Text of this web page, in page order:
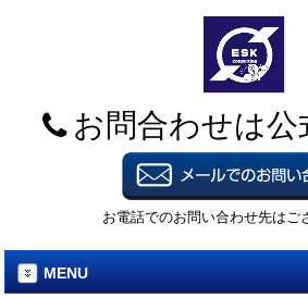
お問合わせは公
お電話でのお問い合わせ先はご
MENU